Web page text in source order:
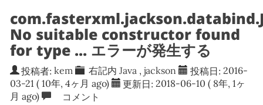
No suitable constructor found
for type ... エラーが発生する
投稿者: kem 右記内Java ,jackson 投稿日: 2016-
03-21 ( 10年, 4ヶ月 ago) 更新日: 2018-06-10 ( 8年, 1ヶ
月 ago)
コメント